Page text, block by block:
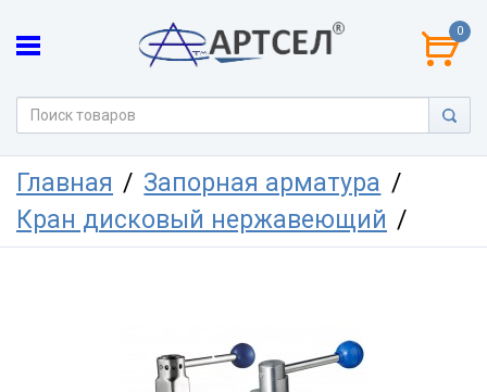
0
Главная
Запорная арматура
Кран дисковый нержавеющий